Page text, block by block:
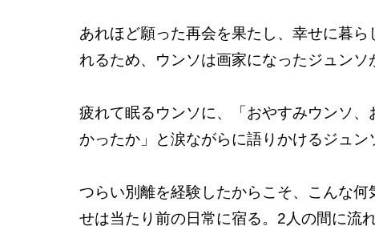
あれほど願った再会を果たし、幸せに暮
れるため、ウンソは画家になったジュンソ
疲れて眠るウンソに、「おやすみウンソ
かったか」と涙ながらに語りかけるジュン
つらい別離を経験したからこそ、こんな
せは当たり前の日常に宿る。2人の間に流